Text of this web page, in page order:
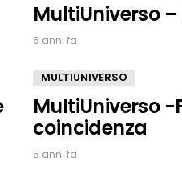
MultiUniverso
5 anni fa
MULTIUNIVERSO
MultiUniverso -
coincidenza
5 anni fa